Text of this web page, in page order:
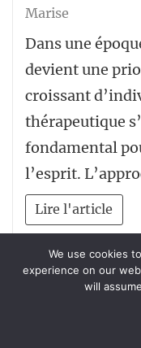
Marise
Dans une
devient une
croissant
thérapeutique
fondamental
l’esprit.
Lire l'article
Page:
…120 Next
»
We use cookies
experience on our
will